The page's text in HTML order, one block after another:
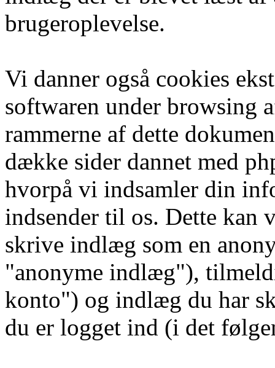
brugeroplevelse.
Vi danner også cookies
softwaren under browsing
rammerne af dette
dække sider dannet med
hvorpå vi indsamler din
indsender til os. Dette kan
skrive indlæg som en
"anonyme indlæg"),
konto") og indlæg du har
du er logget ind (i det